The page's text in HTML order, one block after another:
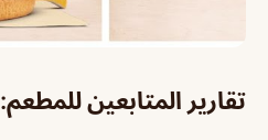
تقارير المتابعين للمطعم: